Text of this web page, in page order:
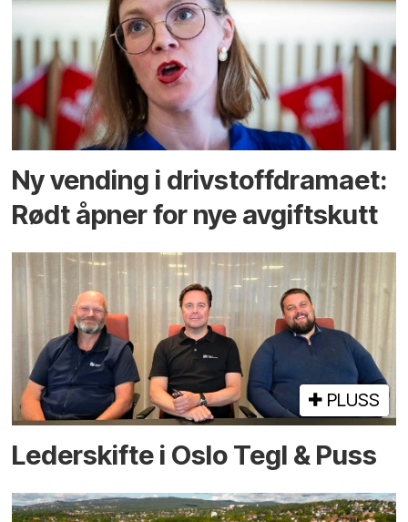
Ny vending i drivstoffdramaet:
Rødt åpner for nye avgiftskutt
PLUSS
Lederskifte i Oslo Tegl & Puss